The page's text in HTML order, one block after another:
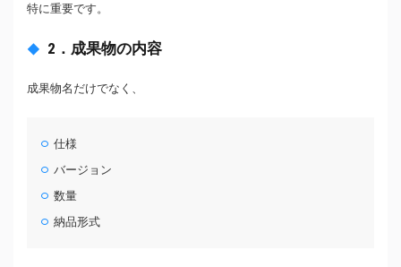
特に重要です。
2．成果物の内容
成果物名だけでなく、
仕様
バージョン
数量
納品形式